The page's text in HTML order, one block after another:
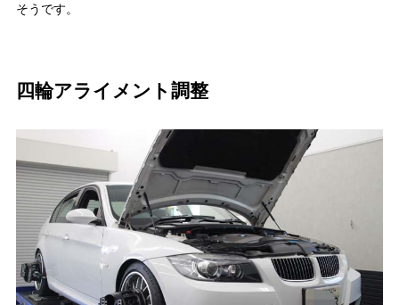
そうです。
四輪アライメント調整